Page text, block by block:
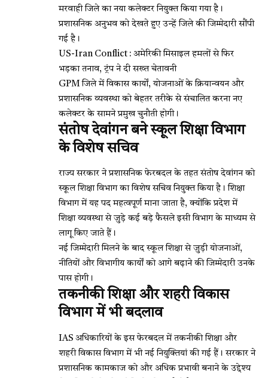
मरवाही जिले का नया कलेक्टर नियुक्त किया गया है।
प्रशासनिक अनुभव को देखते हुए उन्हें जिले की जिम्मेदारी सौंपी
गई है।
US-Iran Conflict : अमेरिकी मिसाइल हमलों से फिर
भड़का तनाव, ट्रंप ने दी सख्त चेतावनी
GPM जिले में विकास कार्यों, योजनाओं के क्रियान्वयन और
प्रशासनिक व्यवस्था को बेहतर तरीके से संचालित करना नए
कलेक्टर के सामने प्रमुख चुनौती होगी।
संतोष देवांगन बने स्कूल शिक्षा विभाग
के विशेष सचिव
राज्य सरकार ने प्रशासनिक फेरबदल के तहतसंतोष देवांगनको
स्कूल शिक्षा विभाग का विशेष सचिव नियुक्त किया है। शिक्षा
विभाग में यह पद महत्वपूर्ण माना जाता है, क्योंकि प्रदेश में
शिक्षा व्यवस्था से जुड़े कई बड़े फैसले इसी विभाग के माध्यम से
लागू किए जाते हैं।
नई जिम्मेदारी मिलने के बाद स्कूल शिक्षा से जुड़ी योजनाओं,
नीतियों और विभागीय कार्यों को आगे बढ़ाने की जिम्मेदारी उनके
पास होगी।
तकनीकी शिक्षा और शहरी विकास
विभाग में भी बदलाव
IAS अधिकारियों के इस फेरबदल में तकनीकी शिक्षा और
शहरी विकास विभाग में भी नई नियुक्तियां की गई हैं। सरकार ने
प्रशासनिक कामकाज को और अधिक प्रभावी बनाने के उद्देश्य